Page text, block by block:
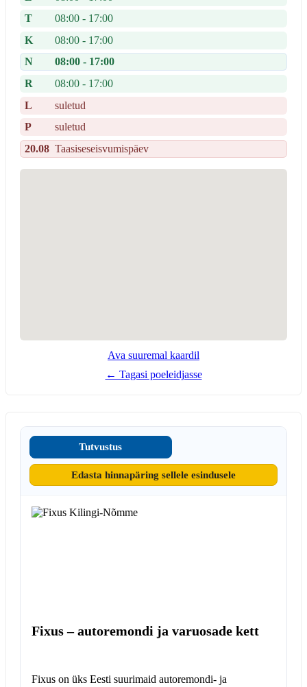
T
08:00 - 17:00
K
08:00 - 17:00
N
08:00 - 17:00
R
08:00 - 17:00
L
suletud
P
suletud
20.08 Taasiseseisvumispäev
Ava suuremal kaardil
← Tagasi poeleidjasse
Tutvustus
Edasta hinnapäring sellele esindusele
Fixus – autoremondi ja varuosade kett
Fixus on üks Eesti suurimaid autoremondi- ja